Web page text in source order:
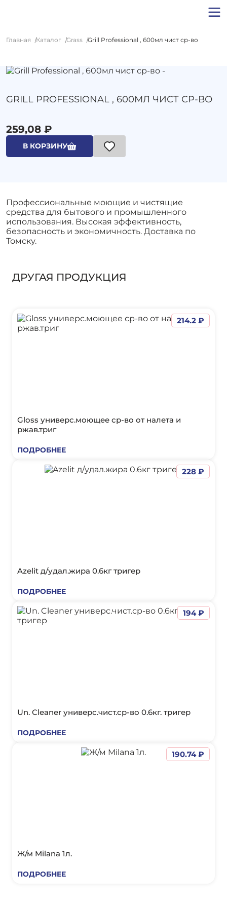
Главная Каталог Grass Grill Professional , 600мл чист ср-во
GRILL PROFESSIONAL , 600МЛ ЧИСТ СР-ВО
259,08 ₽
В КОРЗИНУ
Профессиональные моющие и чистящие
средства для бытового и промышленного
использования. Высокая эффективность,
безопасность и экономичность. Доставка по
Томску.
ДРУГАЯ ПРОДУКЦИЯ
Gloss универс.моющее ср-во от налета и
ржав.триг
ПОДРОБНЕЕ
214.2 ₽
Azelit д/удал.жира 0.6кг тригер
ПОДРОБНЕЕ
228 ₽
Un. Cleaner универс.чист.ср-во 0.6кг. тригер
ПОДРОБНЕЕ
194 ₽
Ж/м Milana 1л.
ПОДРОБНЕЕ
190.74 ₽